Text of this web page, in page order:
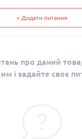
+ Додати питання
про даний
і задайте своє